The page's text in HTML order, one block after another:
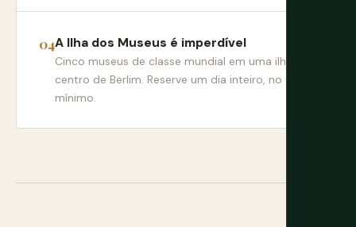
A Ilha dos Museus é imperdível
Cinco museus de classe mundial em uma ilha no
centro de Berlim. Reserve um dia inteiro, no
mínimo.